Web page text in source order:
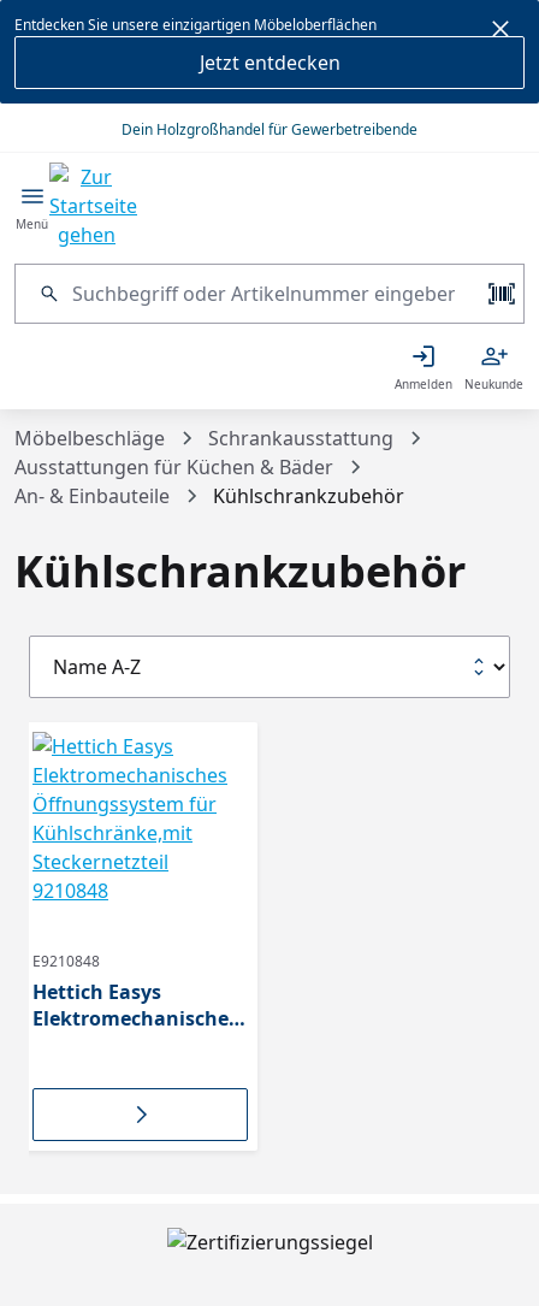
springen
Entdecken Sie unsere einzigartigen Möbeloberflächen
Jetzt entdecken
Dein Holzgroßhandel für Gewerbetreibende
Menü
Anmelden Neukunde
Möbelbeschläge
Schrankausstattung
Ausstattungen für Küchen & Bäder
An- & Einbauteile
Kühlschrankzubehör
Kühlschrankzubehör
E9210848
Hettich Easys
Elektromechanisches
Steckernetzteil